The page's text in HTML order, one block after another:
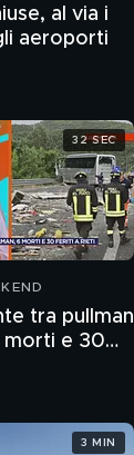
al via i
aeroporti
tra pullman
morti e 30
32 SEC
3 MIN